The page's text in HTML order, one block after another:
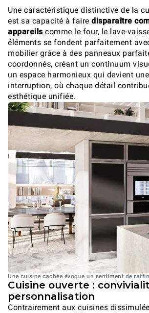
Une caractéristique distinctive de la
est sa capacité à faire disparaître
appareilscomme le four, le lave-
éléments se fondent parfaitement
mobilier grâce à des panneaux
coordonnés, créant un continuum
un espace harmonieux qui devient
interruption, où chaque détail
esthétique unifiée.
Une cuisine cachée évoque un sentiment de
Cuisine ouverte :
personnalisation
Contrairement aux cuisines